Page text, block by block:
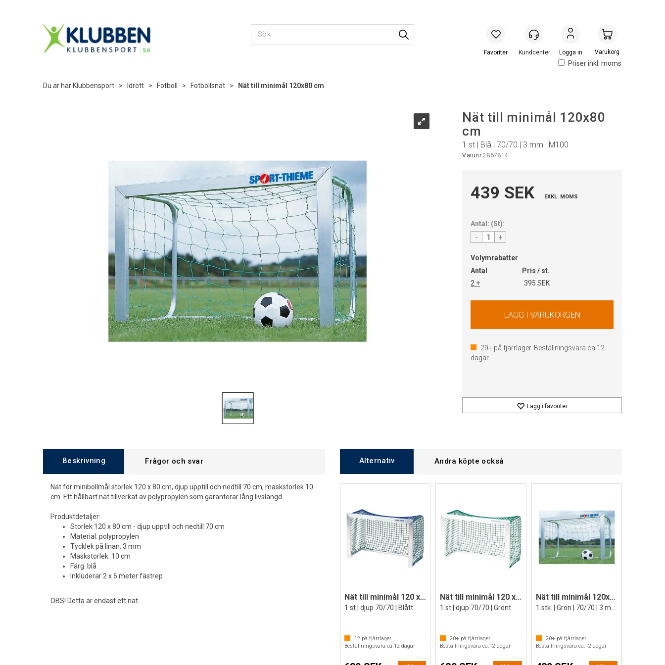
Priser inkl. moms
Logga in Handlevogn
Du är här Klubbensport > Idrott > Fotboll > Fotbollsnät > Nät till minimål 120x80 cm
Nät till minimål 120x80
cm
1 st | Blå | 70/70 | 3 mm | M100
Varunr:2867814
439 SEK EXKL. MOMS
Antal: (St):
- +
Volymrabatter
Antal
Pris / st.
2 +
395 SEK
20+ på fjärrlager. Beställningsvara ca. 12
dagar
Lägg i favoriter
Beskrivning Frågor och svar
Nät för minibollmål storlek 120 x 80 cm, djup upptill och nedtill 70 cm, maskstorlek 10
cm. Ett hållbart nät tillverkat av polypropylen som garanterar lång livslängd.
Produktdetaljer:
Storlek 120 x 80 cm - djup upptill och nedtill 70 cm
Material: polypropylen
Tycklek på linan: 3 mm
Maskstorlek: 10 cm
Färg: blå
Inkluderar 2 x 6 meter fästrep
OBS! Detta är endast ett nät.
Alternativ Andra köpte också
Nät till minimål 120 x 80 cm
1 st | djup 70/70 | Blått
12 på fjärrlager.
Beställningsvara ca.12 dagar
Nät till minimål 120 x 80 cm
1 st | djup 70/70 | Grönt
20+ på fjärrlager.
Beställningsvara ca.12 dagar
Nät till minimål 120x80 cm
20+på fjärrlager.
Beställningsvara ca.12dagar